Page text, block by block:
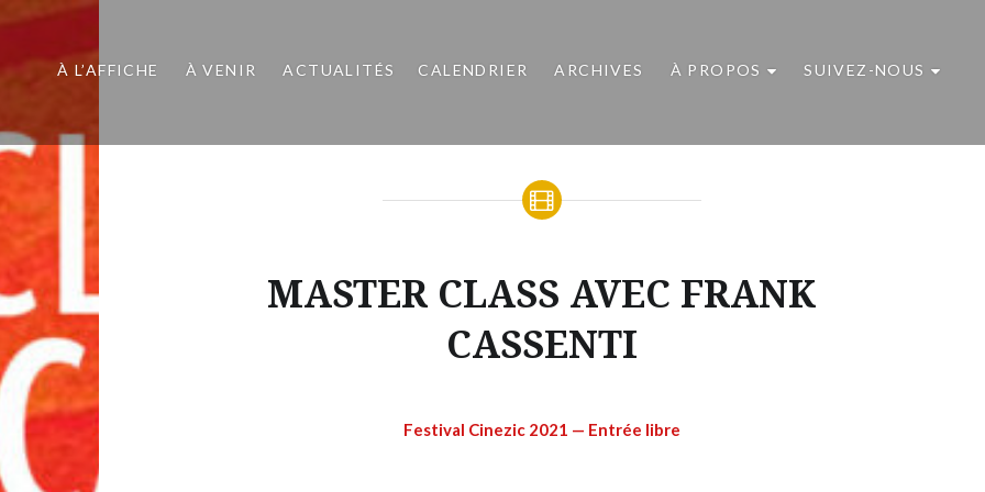
À L’AFFICHE À VENIR ACTUALITÉS CALENDRIER ARCHIVES À PROPOS SUIVEZ-NOUS
MASTER CLASS AVEC FRANK
CASSENTI
Festival Cinezic 2021 — Entrée libre